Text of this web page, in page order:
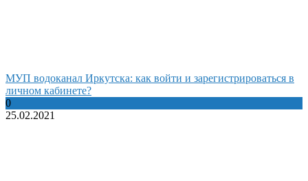
МУП водоканал Иркутска: как войти и зарегистрироваться в
личном кабинете?
0
25.02.2021